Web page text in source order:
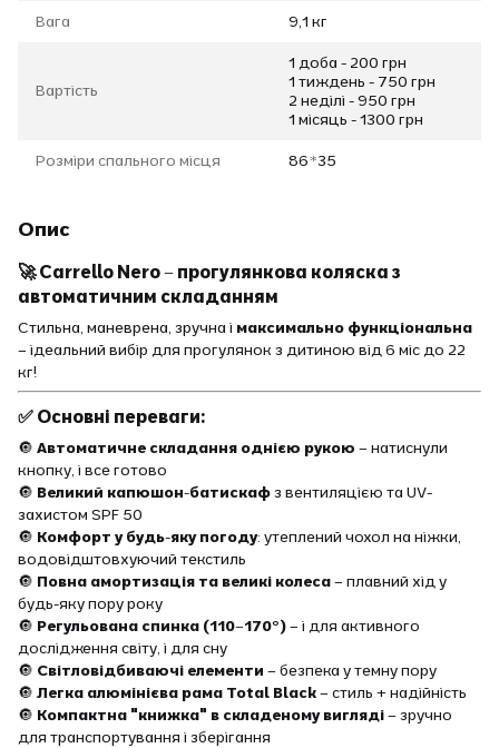
Вага 9,1 кг
Вартість
1 доба - 200 грн
1 тиждень - 750 грн
2 неділі - 950 грн
1 місяць - 1300 грн
Розміри спального місця 86*35
Опис
🚀 Carrello Nero – прогулянкова коляска з
автоматичним складанням
Стильна, маневрена, зручна і максимально функціональна
– ідеальний вибір для прогулянок з дитиною від 6 міс до 22
кг!
✅ Основні переваги:
🔘 Автоматичне складання однією рукою – натиснули
кнопку, і все готово
🔘 Великий капюшон-батискафз вентиляцією та UV-
захистом SPF 50
🔘 Комфорт у будь-яку погоду: утеплений чохол на ніжки,
водовідштовхуючий текстиль
🔘 Повна амортизація та великі колеса– плавний хід у
будь-яку пору року
🔘 Регульована спинка (110–170°)– і для активного
дослідження світу, і для сну
🔘 Світловідбиваючі елементи – безпека у темну пору
🔘 Легка алюмінієва рама Total Black– стиль + надійність
🔘 Компактна "книжка" в складеному вигляді– зручно
для транспортування і зберігання